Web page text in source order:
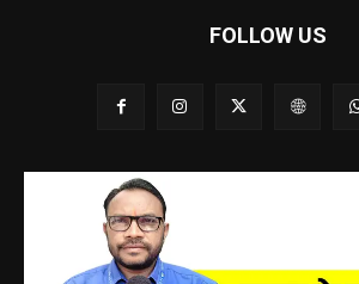
FOLLOW US